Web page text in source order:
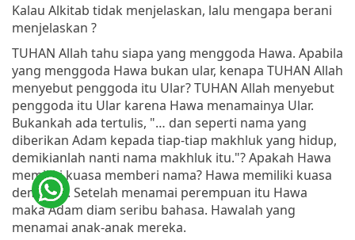
Kalau Alkitab tidak menjelaskan, lalu mengapa berani
menjelaskan ?
TUHAN Allah tahu siapa yang menggoda Hawa. Apabila
yang menggoda Hawa bukan ular, kenapa TUHAN Allah
menyebut penggoda itu Ular? TUHAN Allah menyebut
penggoda itu Ular karena Hawa menamainya Ular.
Bukankah ada tertulis, "… dan seperti nama yang
diberikan Adam kepada tiap-tiap makhluk yang hidup,
demikianlah nanti nama makhluk itu."? Apakah Hawa
memiliki kuasa memberi nama? Hawa memiliki kuasa
demikian. Setelah menamai perempuan itu Hawa
maka Adam diam seribu bahasa. Hawalah yang
menamai anak-anak mereka.